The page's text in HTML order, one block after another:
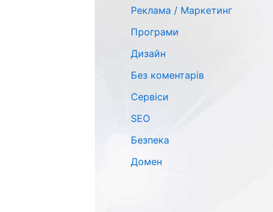
Реклама / Маркетинг
Програми
Дизайн
Без коментарів
Сервіси
SЕО
Безпека
Домен